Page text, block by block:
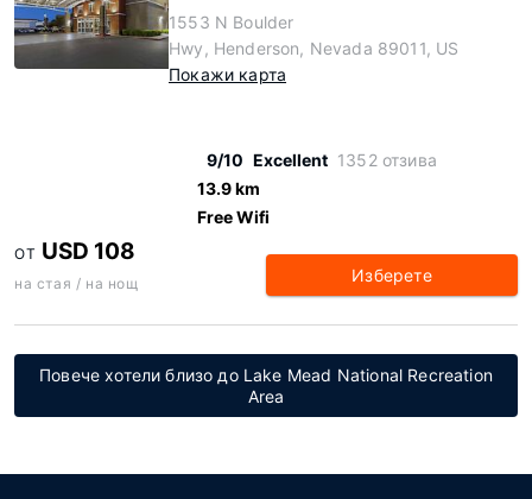
1553 N Boulder
Hwy, Henderson, Nevada 89011, US
Покажи карта
9/10 Excellent 1352 отзива
13.9 km
Free Wifi
ОТ USD 108
на стая / на нощ Изберете
Повече хотели близо до Lake Mead National Recreation
Area